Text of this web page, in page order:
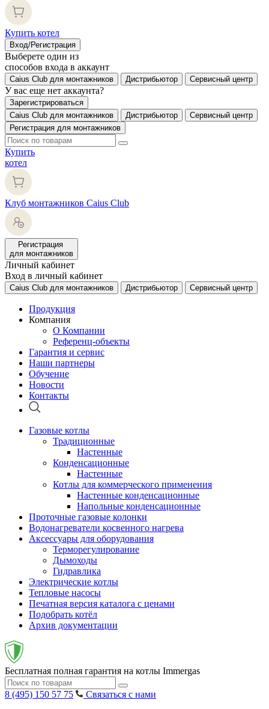
Купить котел
Вход/Регистрация
Выберете один из
способов входа в аккаунт
Caius Club для монтажников Дистрибьютор Сервисный центр
У вас еще нет аккаунта?
Зарегистрироваться
Caius Club для монтажников
Дистрибьютор
Сервисный центр
Регистрация для монтажников
Купить
котел
Клуб монтажников Caius Club
Регистрация
для монтажников
Личный кабинет
Вход в личный кабинет
Caius Club для монтажников Дистрибьютор Сервисный центр
Продукция
Компания
О Компании
Референц-объекты
Гарантия и сервис
Наши партнеры
Обучение
Новости
Контакты
Газовые котлы
Традиционные
Настенные
Конденсационные
Настенные
Котлы для коммерческого применения
Настенные конденсационные
Напольные конденсационные
Проточные газовые колонки
Водонагреватели косвенного нагрева
Аксессуары для оборудования
Терморегулирование
Дымоходы
Гидравлика
Электрические котлы
Тепловые насосы
Печатная версия каталога с ценами
Подобрать котёл
Архив документации
Бесплатная полная гарантия на котлы Immergas
8 (495) 150 57 75
Связаться с нами